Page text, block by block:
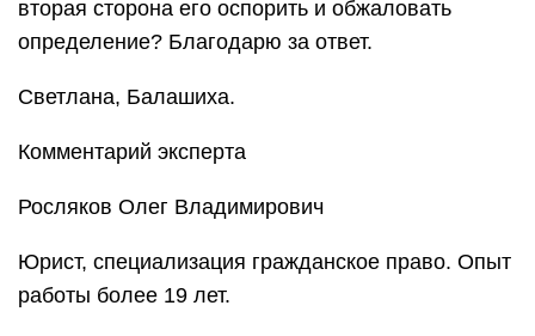
вторая сторона его оспорить и обжаловать
определение? Благодарю за ответ.
Светлана, Балашиха.
Комментарий эксперта
Росляков Олег Владимирович
Юрист, специализация гражданское право. Опыт
работы более 19 лет.